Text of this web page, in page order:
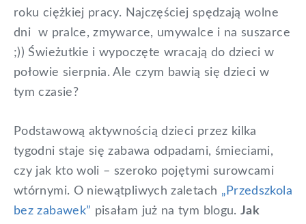
roku ciężkiej pracy. Najczęściej spędzają wolne
dni w pralce, zmywarce, umywalce i na suszarce
;)) Świeżutkie i wypoczęte wracają do dzieci w
połowie sierpnia. Ale czym bawią się dzieci w
tym czasie?
Podstawową aktywnością dzieci przez kilka
tygodni staje się zabawa odpadami, śmieciami,
czy jak kto woli – szeroko pojętymi surowcami
wtórnymi. O niewątpliwych zaletach „Przedszkola
bez zabawek” pisałam już na tym blogu.Jak